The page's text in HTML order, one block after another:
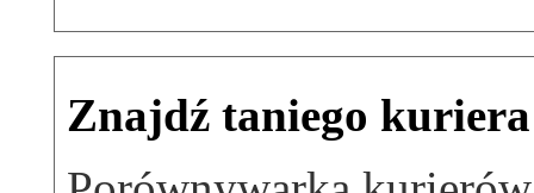
Znajdź taniego kuriera